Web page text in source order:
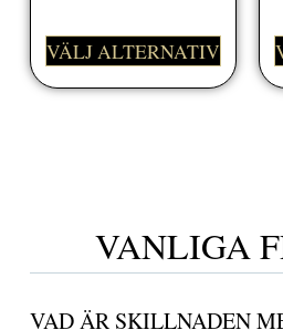
VÄLJ ALTERNATIV
VANLIGA
VAD ÄR SKILLNADEN